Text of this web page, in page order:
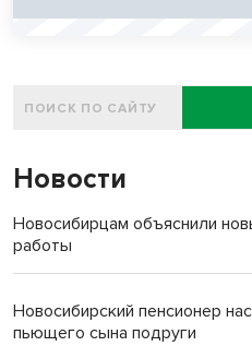
Новости
Новосибирцам объяснили
работы
Новосибирский пенсионер
пьющего сына подруги